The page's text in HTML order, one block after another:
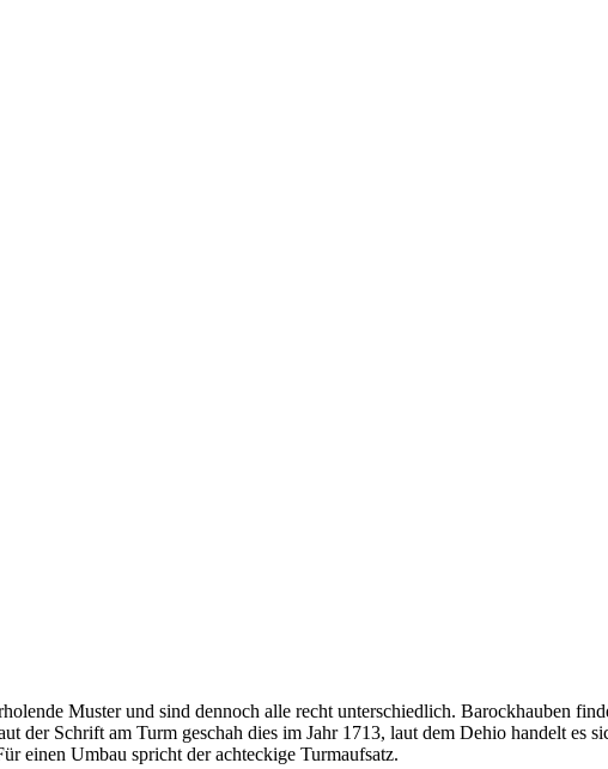
Muster und sind dennoch alle recht unterschiedlich. Barockhauben
der Schrift am Turm geschah dies im Jahr 1713, laut dem Dehio handelt es
einen Umbau spricht der achteckige Turmaufsatz.